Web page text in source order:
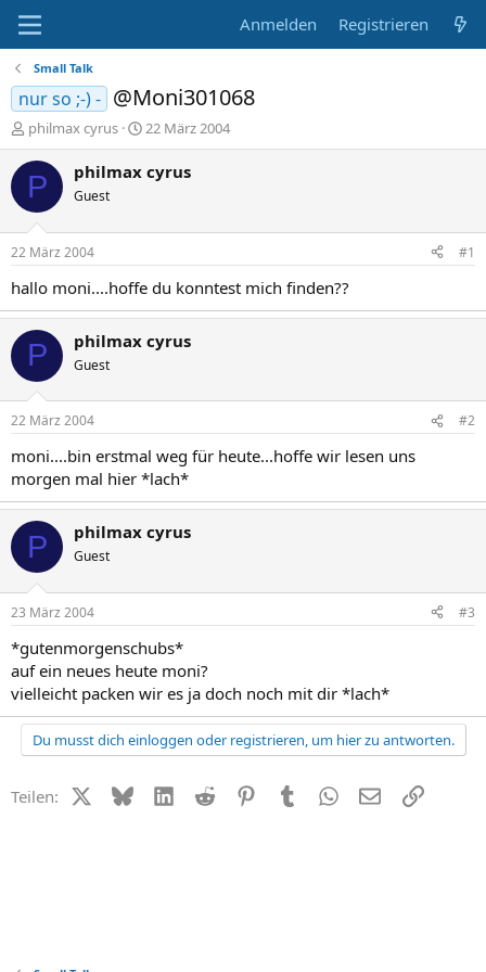
Anmelden Registrieren
Small Talk
nur so ;-) - @Moni301068
E
r
s
e
r
philmax cyrus
E
r
s
t
a
22 März 2004
P philmax cyrus
Guest
22 März 2004 #1
hallo moni....hoffe du konntest mich finden??
P philmax cyrus
Guest
22 März 2004 #2
moni....bin erstmal weg für heute...hoffe wir lesen uns
morgen mal hier *lach*
P philmax cyrus
Guest
23 März 2004 #3
*gutenmorgenschubs*
auf ein neues heute moni?
vielleicht packen wir es ja doch noch mit dir *lach*
Du musst dich einloggen oder registrieren, um hier zu antworten.
Teilen: X (Twitter)
BlueskyLinkedIn
Reddit PinterestTumblr WhatsApp
E-MailLink